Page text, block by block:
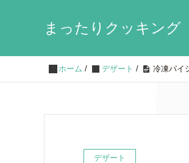
まったりクッキング
ホーム / デザート / 冷凍パイ
デザート